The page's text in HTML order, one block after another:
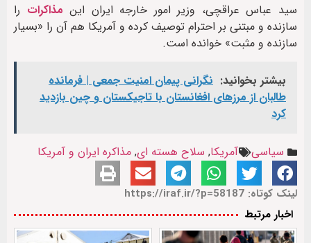
سید عباس عراقچی، وزیر امور خارجه ایران این مذاکرات را
سازنده و مبتنی بر احترام توصیف کرده و آمریکا هم آن را «بسیار
سازنده و مثبت» خوانده است.
بیشتر بخوانید: نگرانی پیمان امنیت جمعی | فرمانده
طالبان از مرزهای افغانستان با تاجیکستان و چین بازدید
کرد
سیاسی آمریکا, سلاح هسته ای, مذاکره ایران و آمریکا
لینک کوتاه: https://iraf.ir/?p=58187
اخبار مرتبط